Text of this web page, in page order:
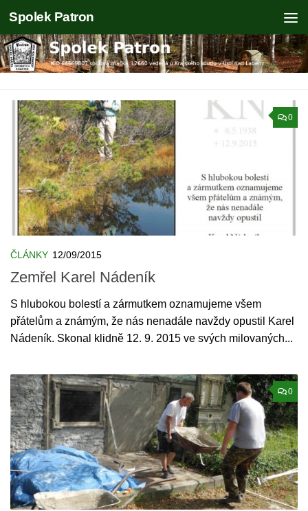
Skip to content
Spolek Patron
0
ČLÁNKY 12/09/2015
Zemřel Karel Nádeník
S hlubokou bolestí a zármutkem oznamujeme všem
přátelům a známým, že nás nenadále navždy opustil Karel
Nádeník. Skonal klidně 12. 9. 2015 ve svých milovaných...
0